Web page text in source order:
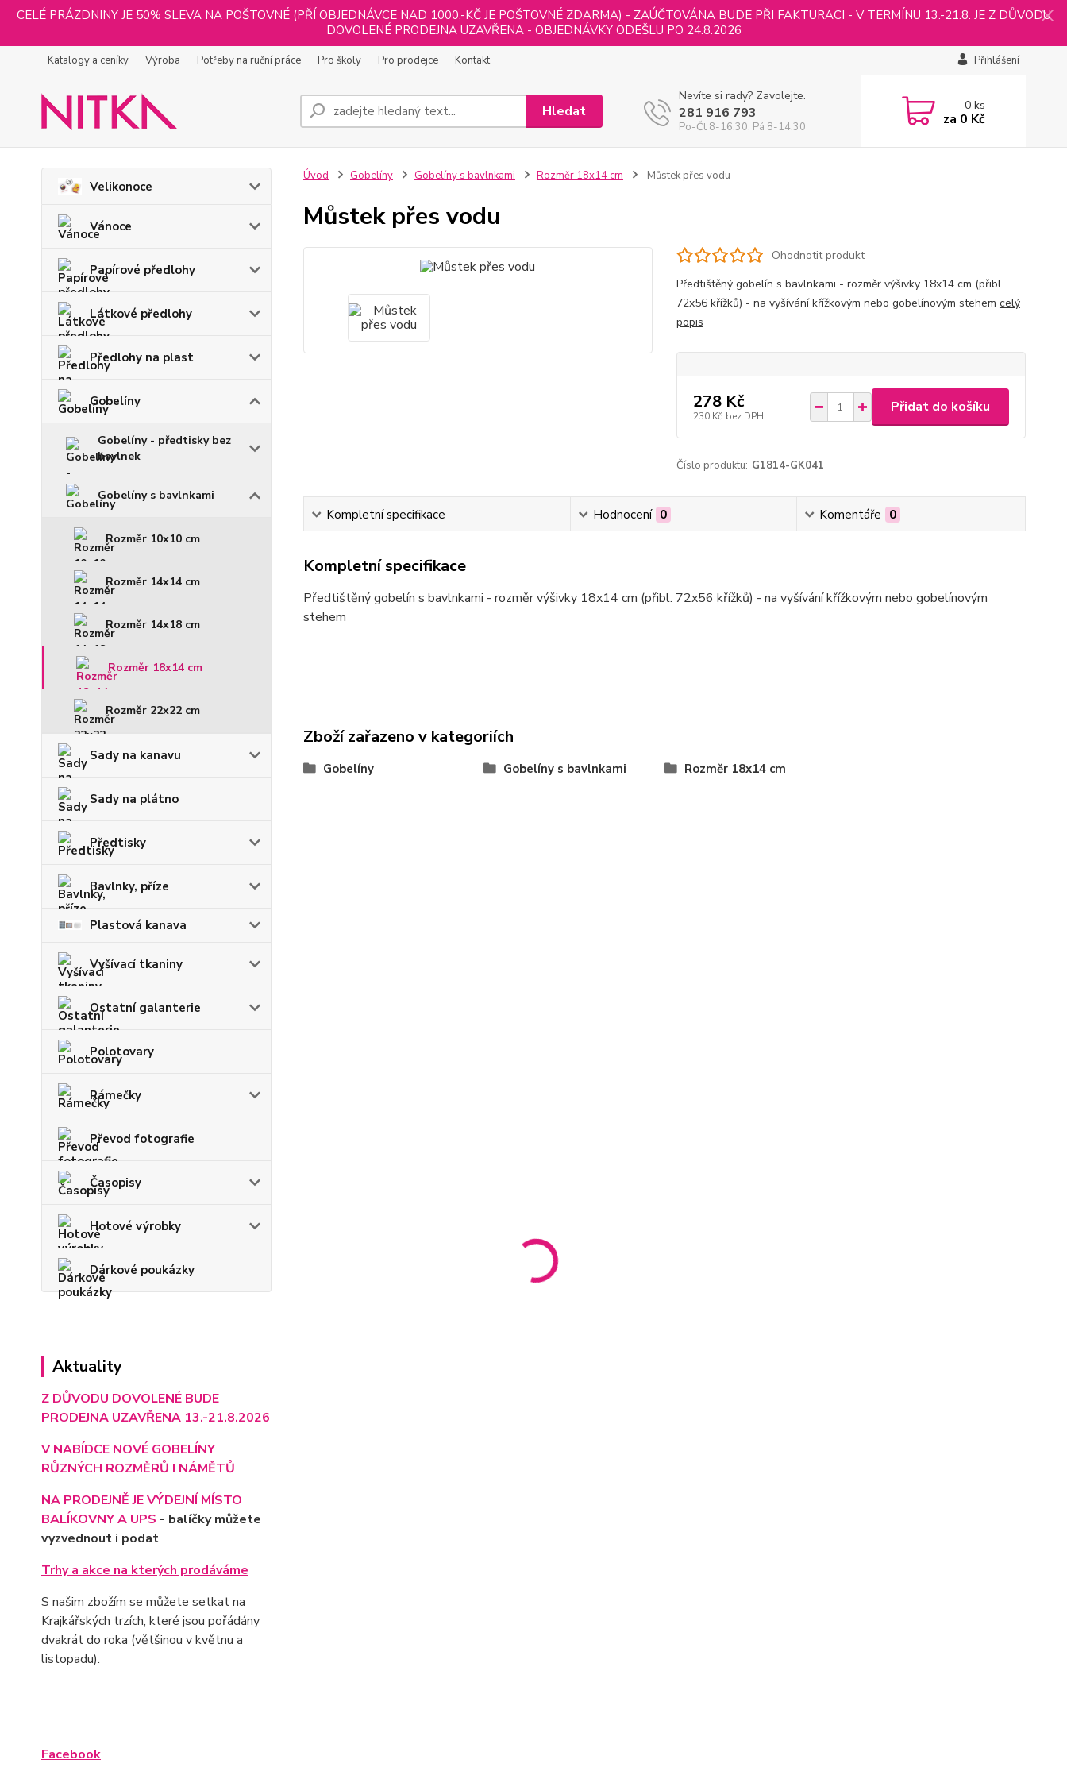
CELÉ PRÁZDNINY JE 50% SLEVA NA POŠTOVNÉ (PŘÍ OBJEDNÁVCE NAD 1000,-KČ JE POŠTOVNÉ ZDARMA) - ZAÚČTOVÁNA BUDE PŘI FAKTURACI - V TERMÍNU 13.-21.8. JE Z DŮVODU
DOVOLENÉ PRODEJNA UZAVŘENA - OBJEDNÁVKY ODEŠLU PO 24.8.2026
Katalogy a ceníky Výroba Potřeby na ruční práce Pro školy Pro prodejce Kontakt Přihlášení
Hledat
Nevíte si rady? Zavolejte.
281 916 793
Po-Čt 8-16:30, Pá 8-14:30
0ks
za 0 Kč
Velikonoce
Vánoce
Papírové předlohy
Látkové předlohy
Předlohy na plast
Gobelíny
Gobelíny - předtisky bez
bavlnek
Gobelíny s bavlnkami
Rozměr 10x10 cm
Rozměr 14x14 cm
Rozměr 14x18 cm
Rozměr 18x14 cm
Rozměr 22x22 cm
Sady na kanavu
Sady na plátno
Předtisky
Bavlnky, příze
Plastová kanava
Vyšívací tkaniny
Ostatní galanterie
Polotovary
Rámečky
Převod fotografie
Časopisy
Hotové výrobky
Dárkové poukázky
Aktuality
Z DŮVODU DOVOLENÉ BUDE
PRODEJNA UZAVŘENA 13.-21.8.2026
V NABÍDCE NOVÉ GOBELÍNY
RŮZNÝCH ROZMĚRŮ I NÁMĚTŮ
NA PRODEJNĚ JE VÝDEJNÍ MÍSTO
BALÍKOVNY A UPS - balíčky můžete
vyzvednout i podat
Trhy a akce na kterých prodáváme
S našim zbožím se můžete setkat na
Krajkářských trzích, které jsou pořádány
dvakrát do roka (většinou v květnu a
listopadu).
Facebook
Úvod Gobelíny Gobelíny s bavlnkami Rozměr 18x14 cm Můstek přes vodu
Můstek přes vodu
Ohodnotit produkt
Předtištěný gobelín s bavlnkami - rozměr výšivky 18x14 cm (přibl.
72x56 křížků) - na vyšívání křížkovým nebo gobelínovým stehem celý
popis
278 Kč
230 Kč bez DPH
Přidat do košíku
Číslo produktu: G1814-GK041
Kompletní specifikace Hodnocení 0 Komentáře 0
Kompletní specifikace
Předtištěný gobelín s bavlnkami - rozměr výšivky 18x14 cm (přibl. 72x56 křížků) - na vyšívání křížkovým nebo gobelínovým
stehem
Zboží zařazeno v kategoriích
Gobelíny Gobelíny s bavlnkami Rozměr 18x14 cm